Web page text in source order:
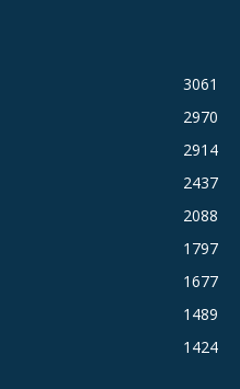
3061
2970
2914
2437
2088
1797
1677
1489
1424